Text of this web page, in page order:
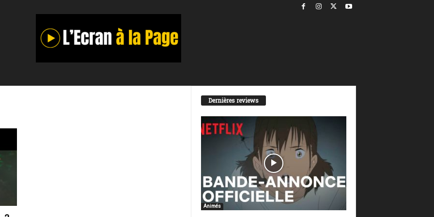
Dernières reviews
Animés